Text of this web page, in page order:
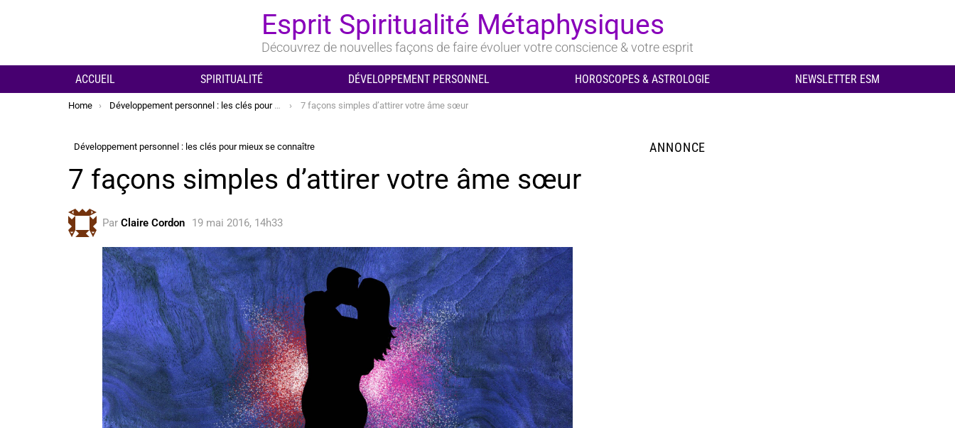
Esprit Spiritualité Métaphysiques
Découvrez de nouvelles façons de faire évoluer votre conscience & votre esprit
ACCUEIL SPIRITUALITÉ DÉVELOPPEMENT PERSONNEL HOROSCOPES & ASTROLOGIE NEWSLETTER ESM
You are here:
Home Développement personnel : les clés pour mieux se connaître 7 façons simples d’attirer votre âme sœur
Développement personnel : les clés pour mieux se connaître
7 façons simples d’attirer votre âme sœur
Par Claire Cordon 19 mai 2016, 14h33
ANNONCE